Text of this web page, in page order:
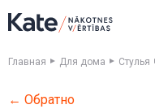
Главная Для дома Стулья
← Обратно